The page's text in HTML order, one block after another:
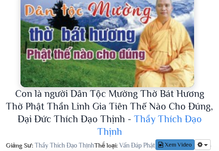
Con là người Dân Tộc Mường Thờ Bát Hương
Thờ Phật Thần Linh Gia Tiên Thế Nào Cho Đúng,
Đại Đức Thích Đạo Thịnh - Thầy Thích Đạo
Thịnh
Giảng Sư: Thầy Thích Đạo ThịnhThể loại: Vấn Đáp Phật PhápLượt nghe:915
Xem Video